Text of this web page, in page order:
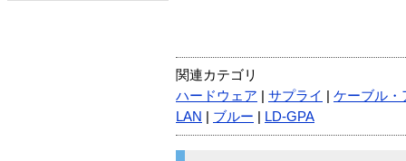
関連カテゴリ
ハードウェア
サプライ ケーブル・
LAN
ブルー LD-GPA